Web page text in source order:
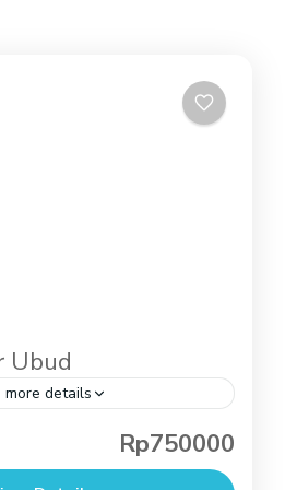
Ubud
more details
Ontdek de Mooiste
Rp750000